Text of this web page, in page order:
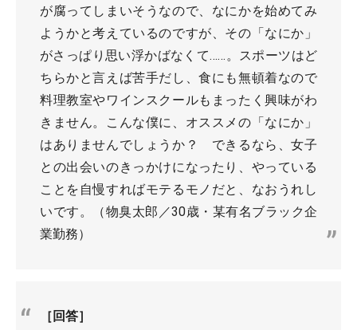
が腐ってしまいそうなので、なにかを始めてみ
ようかと考えているのですが、その「なにか」
がさっぱり思い浮かばなくて……。スポーツはど
ちらかと言えば苦手だし、食にも無頓着なので
料理教室やワインスクールもまったく興味がわ
きません。こんな僕に、オススメの「なにか」
はありませんでしょうか？ できるなら、女子
との出会いのきっかけになったり、やっている
ことを自慢すればモテるモノだと、なおうれし
いです。（物臭太郎／30歳・某有名ブラック企
業勤務）
［回答］